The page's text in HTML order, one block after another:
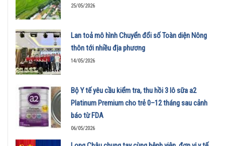
25/05/2026
Lan toả mô hình Chuyển đổi số Toàn diện Nông
thôn tới nhiều địa phương
14/05/2026
Bộ Y tế yêu cầu kiểm tra, thu hồi 3 lô sữa a2
Platinum Premium cho trẻ 0–12 tháng sau cảnh
báo từ FDA
06/05/2026